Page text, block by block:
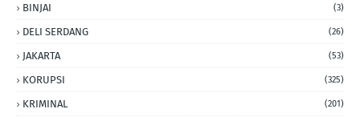
BINJAI (3)
DELI SERDANG (26)
JAKARTA (53)
KORUPSI (325)
KRIMINAL (201)